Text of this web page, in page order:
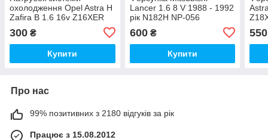
охолодження Opel Astra H
Zafira B 1.6 16v Z16XER
Z18XER 13118271 №239
300 ₴
Купити
Lancer 1.6 8 V 1988 - 1992
рік N182H NP-056
600₴
Купити
550
Про нас
99% позитивних з 2180 відгуків за рік
Працює з 15.08.2012